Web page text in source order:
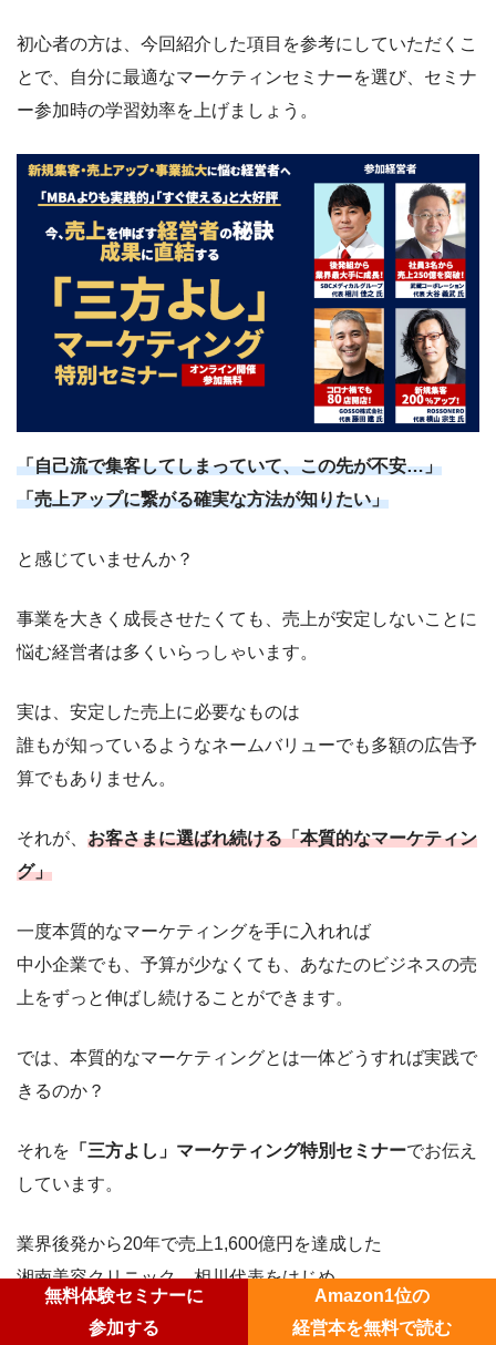
初心者の方は、今回紹介した項目を参考にしていただくこ
とで、自分に最適なマーケティンセミナーを選び、セミナ
ー参加時の学習効率を上げましょう。
「自己流で集客してしまっていて、この先が不安…」
「売上アップに繋がる確実な方法が知りたい」
と感じていませんか？
事業を大きく成長させたくても、売上が安定しないことに
悩む経営者は多くいらっしゃいます。
実は、安定した売上に必要なものは
誰もが知っているようなネームバリューでも多額の広告予
算でもありません。
それが、 お客さまに選ばれ続ける「本質的なマーケティン
グ」
一度本質的なマーケティングを手に入れれば
中小企業でも、予算が少なくても、あなたのビジネスの売
上をずっと伸ばし続けることができます。
では、本質的なマーケティングとは一体どうすれば実践で
きるのか？
それを 「三方よし」マーケティング特別セミナーでお伝え
しています。
業界後発から20年で売上1,600億円を達成した
湘南美容クリニック 相川代表をはじめ
5万人以上の経営者・個人事業主 が受講し
無料体験セミナーに
参加する
Amazon1位の
経営本を無料で読む